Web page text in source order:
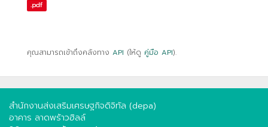
.pdf
คุณสามารถเข้าถึงคลังทาง API (ให้ดู คู่มือ API).
สำนักงานส่งเสริมเศรษฐกิจดิจิทัล (depa)
อาคาร ลาดพร้าวฮิลล์